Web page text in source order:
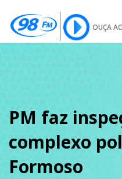
OUÇA
SOBRE
NOTÍCIAS
PM faz
complexo
Formoso